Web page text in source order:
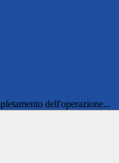
dell'operazione...